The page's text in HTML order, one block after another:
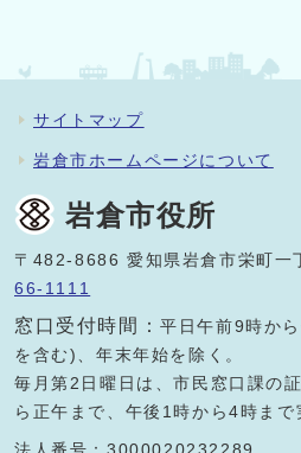
サイトマップ
岩倉市ホームページについて
岩倉市役所
〒482-8686 愛知県岩倉市栄町
66-1111
窓口受付時間：平日午前9時か
を含む)、年末年始を除く。
毎月第2日曜日は、市民窓口課の
ら正午まで、午後1時から4時まで